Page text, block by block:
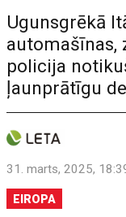
Ugunsgrēkā
automašīnas,
policija
ļaunprātīgu
31. marts, 2025,
EIROPA